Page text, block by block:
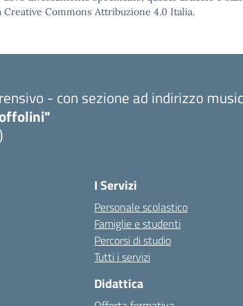
Creative Commons Attribuzione 4.0 Italia.
- con sezione ad indirizzo
I Servizi
Personale scolastico
Famiglie e studenti
Percorsi di studio
Tutti i servizi
Didattica